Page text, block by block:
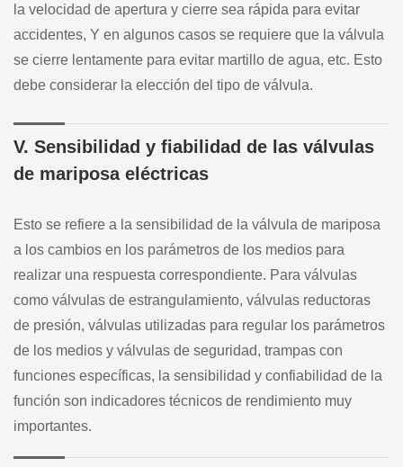
la velocidad de apertura y cierre sea rápida para evitar
accidentes, Y en algunos casos se requiere que la válvula
se cierre lentamente para evitar martillo de agua, etc. Esto
debe considerar la elección del tipo de válvula.
V. Sensibilidad y fiabilidad de las válvulas
de mariposa eléctricas
Esto se refiere a la sensibilidad de la válvula de mariposa
a los cambios en los parámetros de los medios para
realizar una respuesta correspondiente. Para válvulas
como válvulas de estrangulamiento, válvulas reductoras
de presión, válvulas utilizadas para regular los parámetros
de los medios y válvulas de seguridad, trampas con
funciones específicas, la sensibilidad y confiabilidad de la
función son indicadores técnicos de rendimiento muy
importantes.